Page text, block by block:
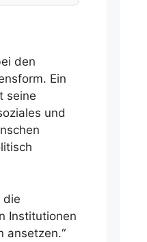
den
Ein
seine
und
die
Institutionen
ansetzen.“